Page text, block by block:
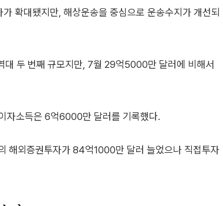
확대됐지만, 해상운송을 중심으로 운송수지가 개선되
두 번째 규모지만, 7월 29억5000만 달러에 비해서
자소득은 6억6000만 달러를 기록했다.
해외증권투자가 84억1000만 달러 늘었으나 직접투자